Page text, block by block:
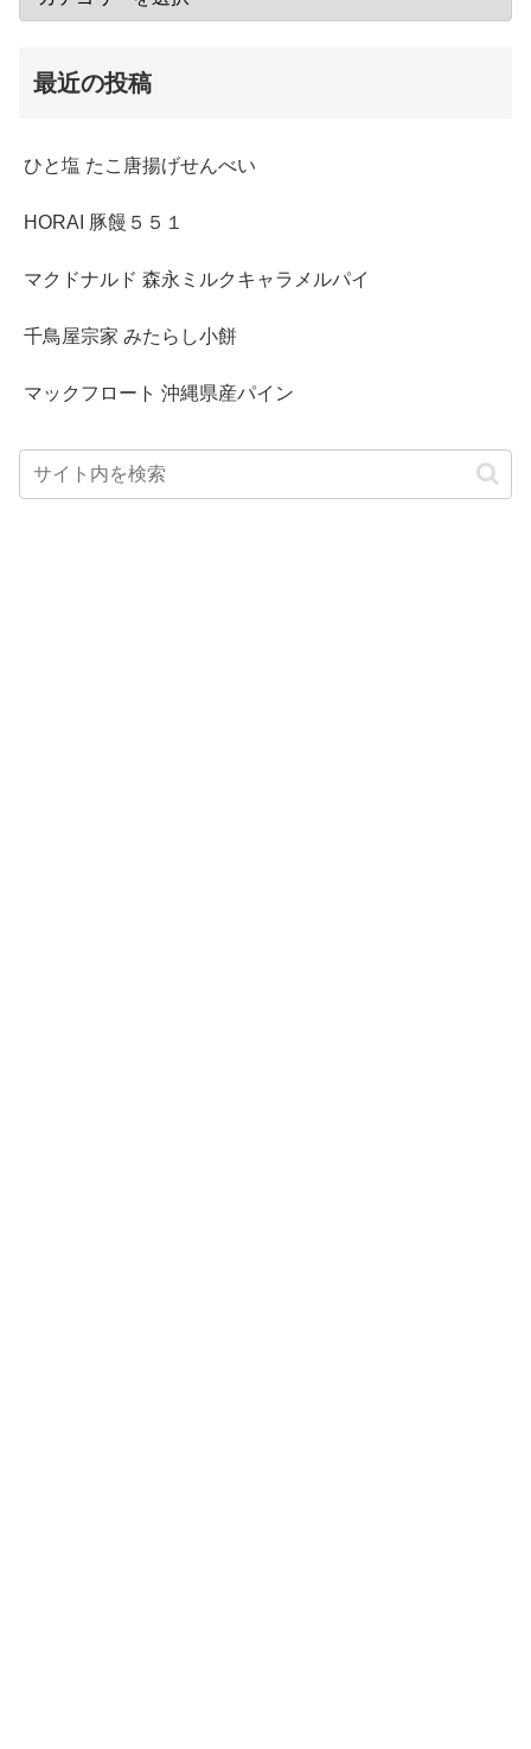
最近の投稿
ひと塩 たこ唐揚げせんべい
HORAI 豚饅５５１
マクドナルド 森永ミルクキャラメルパイ
千鳥屋宗家 みたらし小餅
マックフロート 沖縄県産パイン